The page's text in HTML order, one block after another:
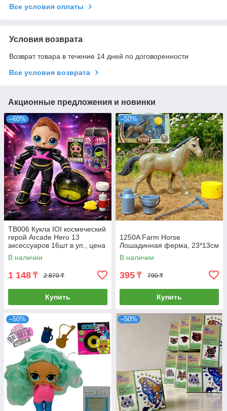
Все условия оплаты
Условия возврата
Возврат товара в течение 14 дней по договоренности
Все условия возврата
Акционные предложения и новинки
–60%
TB006 Кукла IOI космеческий
герой Arcade Hero 13
аксессуаров 16шт в уп., цена
за 1шт
В наличии
1 148 ₸ 2 870 ₸
Купить
–50%
1250A Farm Horse
Лошадинная ферма, 23*13см
В наличии
395 ₸ 790 ₸
Купить
–50% –50%